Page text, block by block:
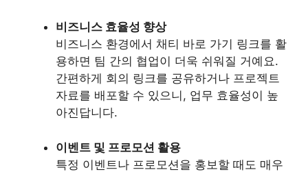
비즈니스 효율성 향상
비즈니스 환경에서 채티 바로 가기 링크를 활
용하면 팀 간의 협업이 더욱 쉬워질 거예요.
간편하게 회의 링크를 공유하거나 프로젝트
자료를 배포할 수 있으니, 업무 효율성이 높
아진답니다.
이벤트 및 프로모션 활용
특정 이벤트나 프로모션을 홍보할 때도 매우